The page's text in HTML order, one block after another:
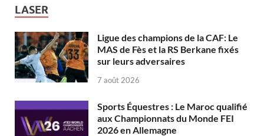
LASER
Ligue des champions de la CAF: Le
MAS de Fès et la RS Berkane fixés
sur leurs adversaires
7 août 2026
Sports Équestres : Le Maroc qualifié
aux Championnats du Monde FEI
2026 en Allemagne